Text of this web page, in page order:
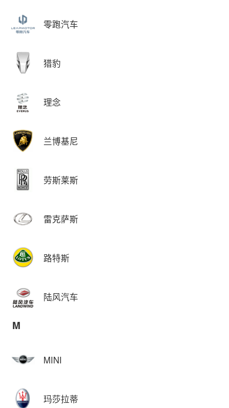
零跑汽车
猎豹
理念
兰博基尼
劳斯莱斯
雷克萨斯
路特斯
陆风汽车
M
MINI
玛莎拉蒂